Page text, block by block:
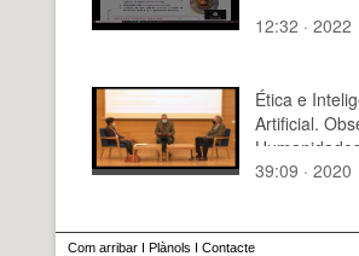
12:32 · 2022
Ética e
Artificial.
Tecnología.
39:09 · 2020
Com arribar I Plànols I Contacte